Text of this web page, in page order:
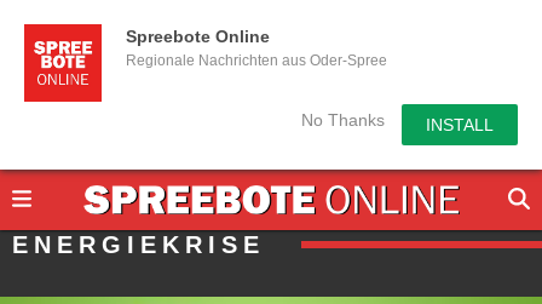
Spreebote Online
Regionale Nachrichten aus Oder-Spree
No Thanks INSTALL
ENERGIEKRISE